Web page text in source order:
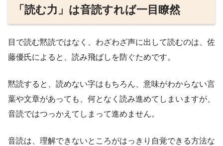
「読む力」は音読すれば一目瞭然
目で読む黙読ではなく、わざわざ声に出して読むのは、佐
藤優氏によると、読み飛ばしを防ぐためです。
黙読すると、読めない字はもちろん、意味がわからない言
葉や文章があっても、何となく読み進めてしまいますが、
音読ではつっかえてしまって進めません。
音読は、理解できないところがはっきり自覚できる方法な